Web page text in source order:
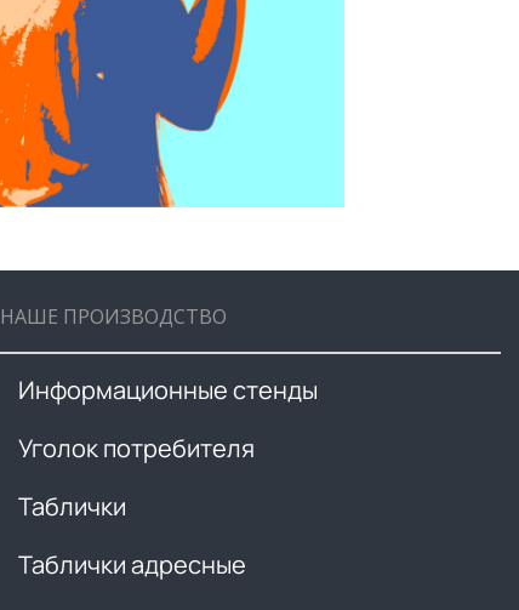
НАШЕ ПРОИЗВОДСТВО
Информационные стенды
Уголок потребителя
Таблички
Таблички адресные